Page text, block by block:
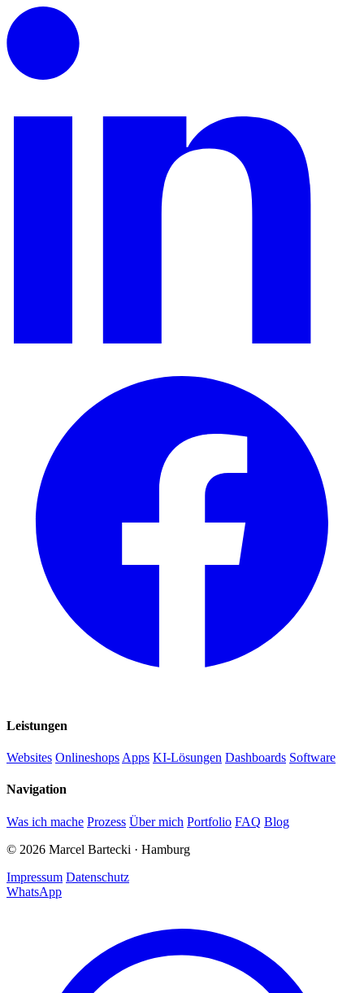
Leistungen
Websites Onlineshops Apps KI-Lösungen Dashboards Software
Navigation
Was ich mache Prozess Über mich Portfolio FAQ Blog
© 2026 Marcel Bartecki · Hamburg
Impressum Datenschutz
WhatsApp